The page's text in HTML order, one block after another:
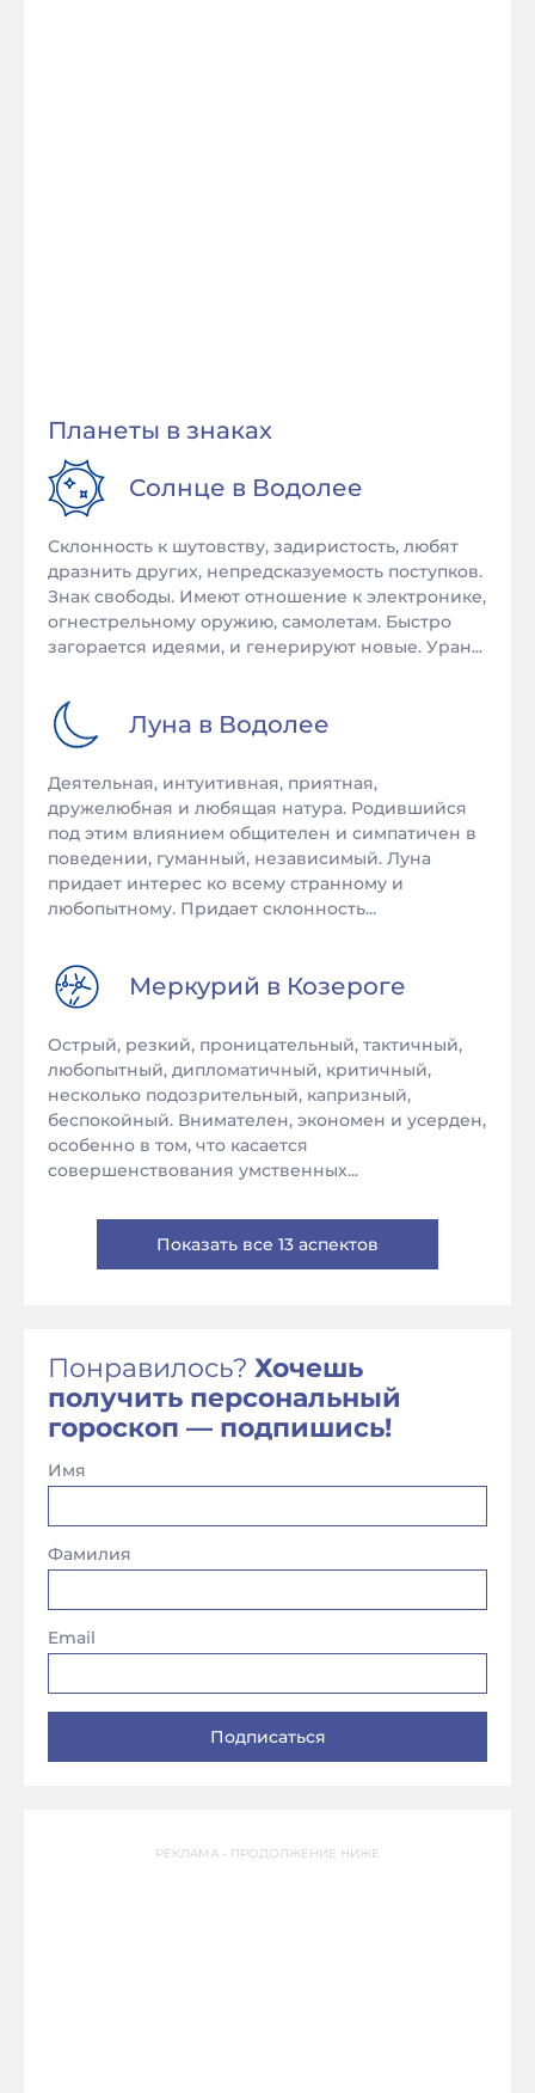
Планеты в знаках
Солнце в Водолее
Склонность к шутовству, задиристость, любят
дразнить других, непредсказуемость поступков.
Знак свободы. Имеют отношение к электронике,
огнестрельному оружию, самолетам. Быстро
загорается идеями, и генерируют новые. Уран...
Луна в Водолее
Деятельная, интуитивная, приятная,
дружелюбная и любящая натура. Родившийся
под этим влиянием общителен и симпатичен в
поведении, гуманный, независимый. Луна
придает интерес ко всему странному и
любопытному. Придает склонность...
Меркурий в Козероге
Острый, резкий, проницательный, тактичный,
любопытный, дипломатичный, критичный,
несколько подозрительный, капризный,
беспокойный. Внимателен, экономен и усерден,
особенно в том, что касается
совершенствования умственных...
Показать все 13 аспектов
Понравилось? Хочешь
получить персональный
гороскоп — подпишись!
Имя
Фамилия
Email
РЕКЛАМА - ПРОДОЛЖЕНИЕ НИЖЕ